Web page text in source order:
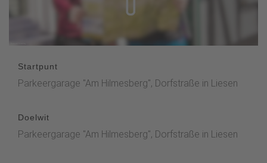
Startpunt
Parkeergarage "Am Hilmesberg", Dorfstraße in Liesen
Doelwit
Parkeergarage "Am Hilmesberg", Dorfstraße in Liesen